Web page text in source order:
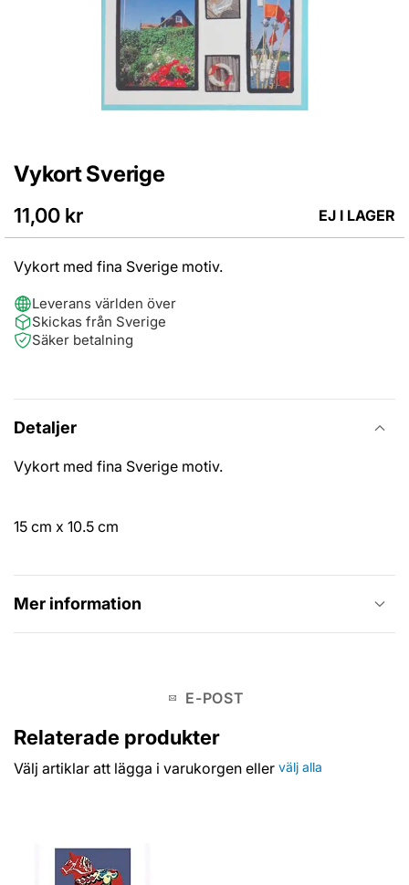
Vykort Sverige
11,00 kr EJ I LAGER
Vykort med fina Sverige motiv.
Leverans världen över
Skickas från Sverige
Säker betalning
Hoppa
början
Detaljer
Vykort med fina Sverige motiv.
15 cm x 10.5 cm
Mer information
E-POST
Relaterade produkter
Välj artiklar att lägga i varukorgen eller välj alla